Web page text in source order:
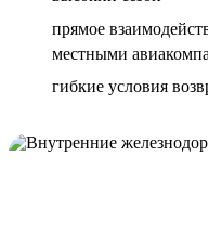
прямое
местными
гибкие условия